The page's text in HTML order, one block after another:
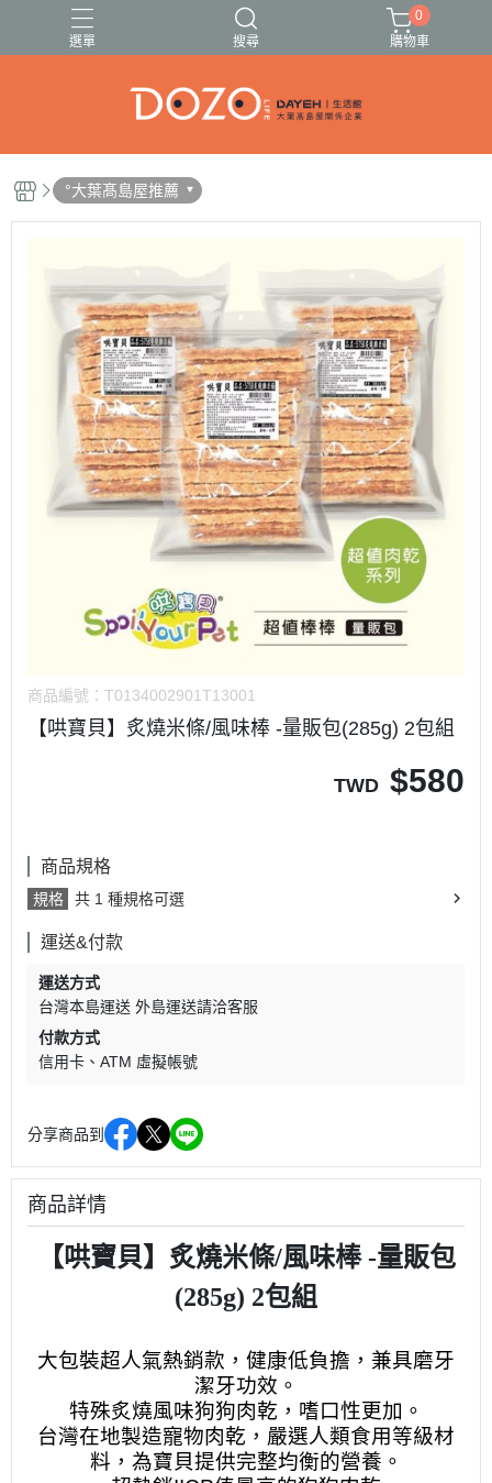
選單 搜尋
0
購物車
°大葉髙島屋推薦
商品編號： T0134002901T13001
【哄寶貝】炙燒米條/風味棒 -量販包(285g) 2包組
TWD $580
商品規格
規格 共 1 種規格可選
運送&付款
運送方式
台灣本島運送 外島運送請洽客服
付款方式
信用卡
ATM 虛擬帳號
分享商品到
商品詳情
【哄寶貝】炙燒米條/風味棒 -量販包
(285g) 2包組
大包裝超人氣熱銷款，健康低負擔，兼具磨牙
潔牙功效。
特殊炙燒風味狗狗肉乾，嗜口性更加。
台灣在地製造寵物肉乾，嚴選人類食用等級材
料，為寶貝提供完整均衡的營養。